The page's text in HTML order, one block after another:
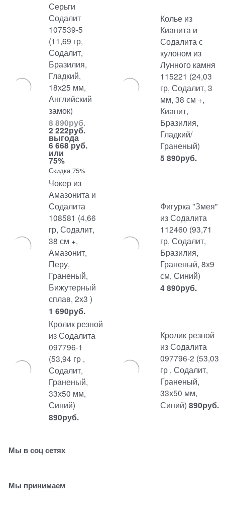
Серьги
Содалит
107539-5
(11,69 гр,
Содалит,
Бразилия,
Гладкий,
18х25 мм,
Английский
замок)
8 890руб.
2 222руб.
выгода
6 668 руб.
или
75%
Скидка 75%
Колье из
Кианита и
Содалита с
кулоном из
Лунного камня
115221 (24,03
гр, Содалит, 3
мм, 38 см +,
Кианит,
Бразилия,
Гладкий/
Граненый)
5 890руб.
Чокер из
Амазонита и
Содалита
108581 (4,66
гр, Содалит,
38 см +,
Амазонит,
Перу,
Граненый,
Бижутерный
сплав, 2х3 )
1 690руб.
Фигурка "Змея"
из Содалита
112460 (93,71
гр, Содалит,
Бразилия,
Граненый, 8х9
см, Синий)
4 890руб.
Кролик резной
из Содалита
097796-1
(53,94 гр ,
Содалит,
Граненый,
33х50 мм,
Синий)
890руб.
Кролик резной
из Содалита
097796-2 (53,03
гр , Содалит,
Граненый,
33х50 мм,
Синий) 890руб.
Мы в соц сетях
Мы принимаем